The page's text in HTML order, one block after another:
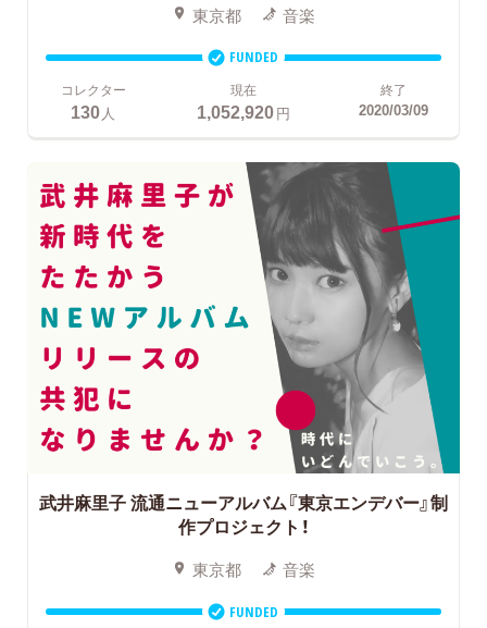
東京都 音楽
FUNDED
コレクター
130 人
現在
1,052,920円
終了
2020/03/09
武井麻里子流通ニューアルバム『東京エンデバー』制
作プロジェクト！
東京都 音楽
FUNDED